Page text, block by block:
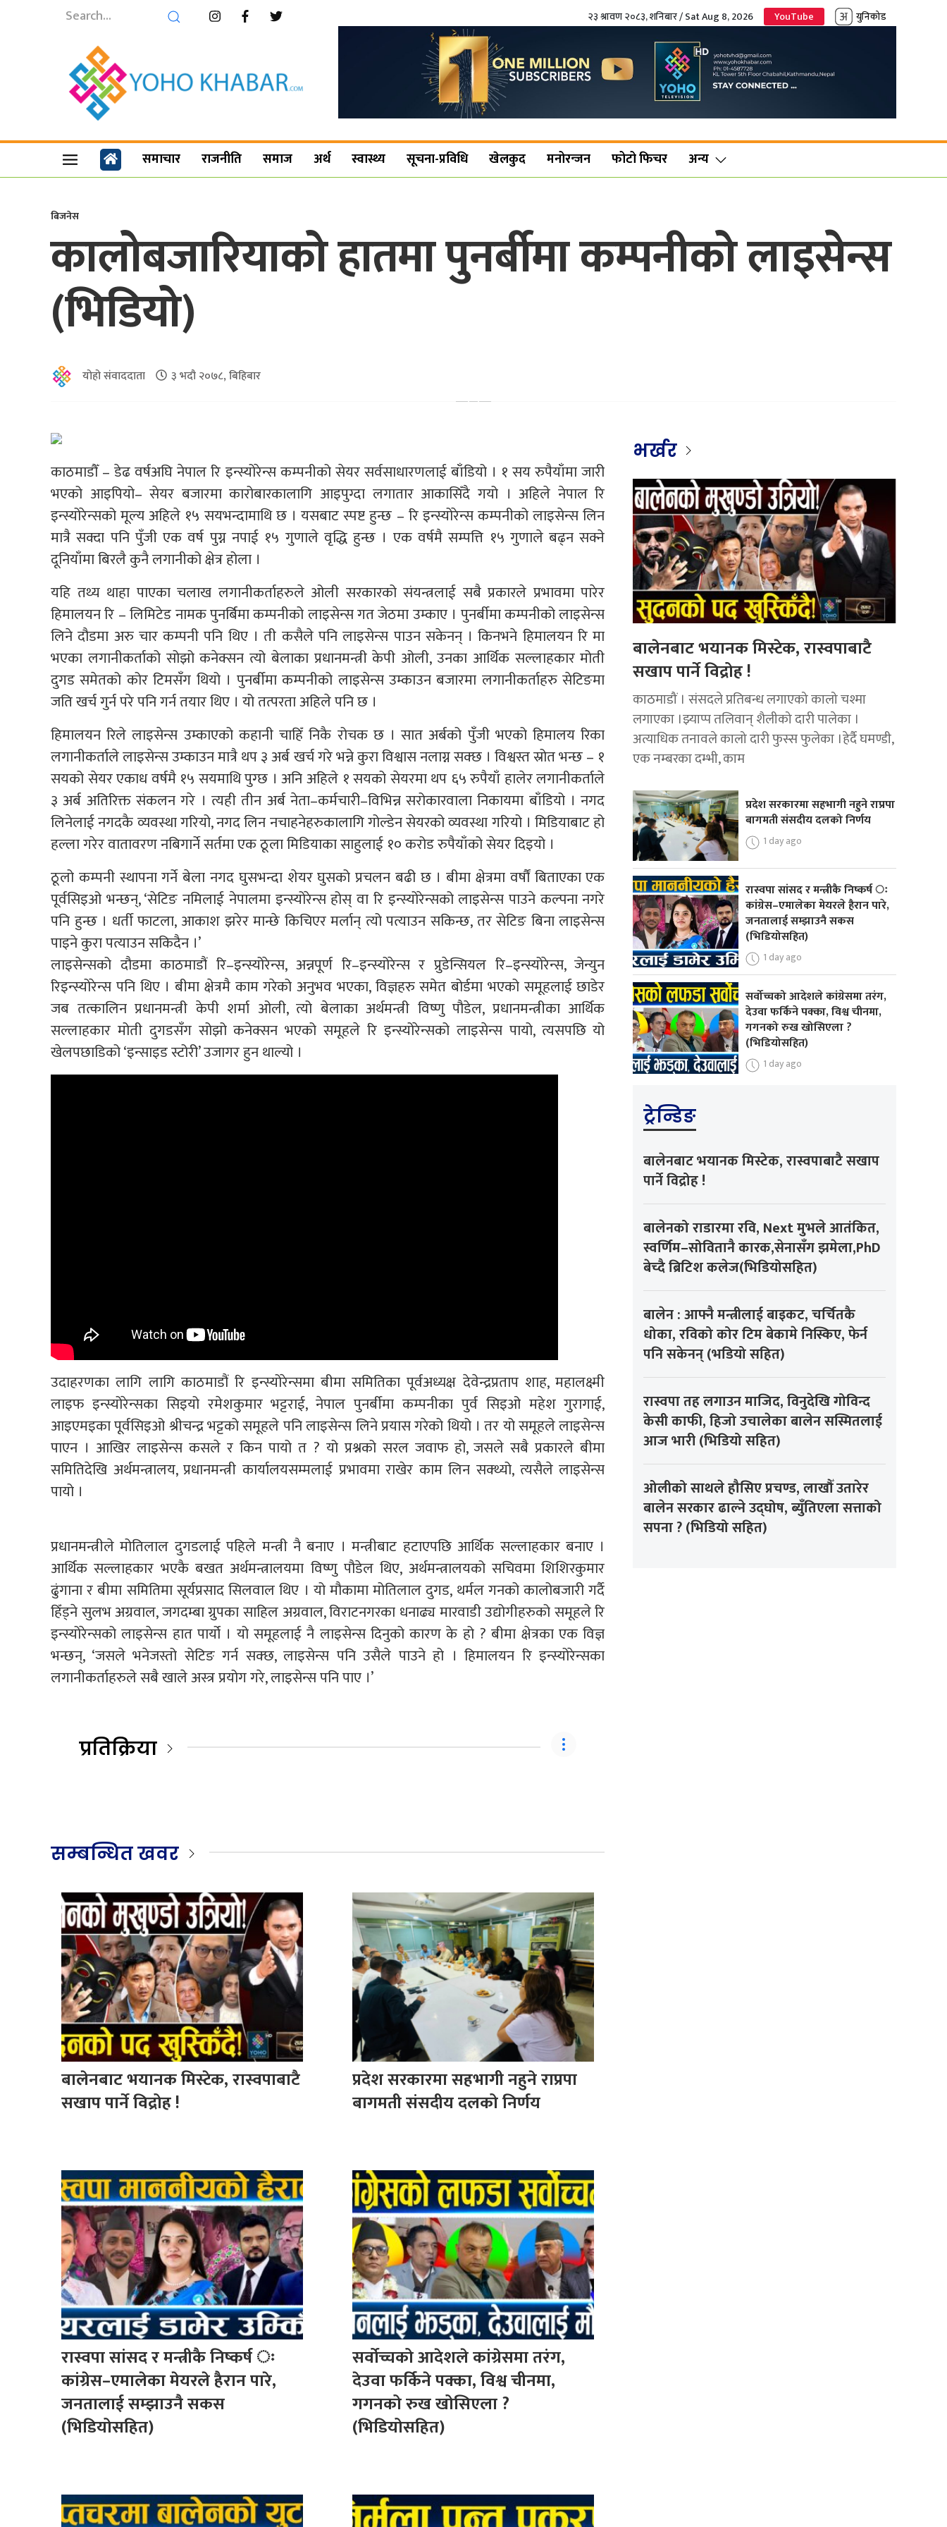
२३ श्रावण २०८३, शनिबार / Sat Aug 8, 2026 YouTube युनिकोड
समाचार राजनीति समाज अर्थ स्वास्थ्य सूचना-प्रविधि खेलकुद मनोरन्जन फोटो फिचर अन्य
बिजनेस
कालोबजारियाको हातमा पुनर्बीमा कम्पनीको लाइसेन्स
(भिडियो)
योहो संवाददाता ३ भदौ २०७८, बिहिबार
काठमाडौँ – डेढ वर्षअघि नेपाल रि इन्स्योरेन्स कम्पनीको सेयर सर्वसाधारणलाई बाँडियो । १ सय रुपैयाँमा जारी
भएको आइपियो– सेयर बजारमा कारोबारकालागि आइपुग्दा लगातार आकासिँदै गयो । अहिले नेपाल रि
इन्स्योरेन्सको मूल्य अहिले १५ सयभन्दामाथि छ । यसबाट स्पष्ट हुन्छ – रि इन्स्योरेन्स कम्पनीको लाइसेन्स लिन
मात्रै सक्दा पनि पुँजी एक वर्ष पुग्न नपाई १५ गुणाले वृद्धि हुन्छ । एक वर्षमै सम्पत्ति १५ गुणाले बढ्न सक्ने
दूनियाँमा बिरलै कुनै लगानीको क्षेत्र होला ।
यहि तथ्य थाहा पाएका चलाख लगानीकर्ताहरुले ओली सरकारको संयन्त्रलाई सबै प्रकारले प्रभावमा पारेर
हिमालयन रि – लिमिटेड नामक पुनर्बिमा कम्पनीको लाइसेन्स गत जेठमा उम्काए । पुनर्बीमा कम्पनीको लाइसेन्स
लिने दौडमा अरु चार कम्पनी पनि थिए । ती कसैले पनि लाइसेन्स पाउन सकेनन् । किनभने हिमालयन रि मा
भएका लगानीकर्ताको सोझो कनेक्सन त्यो बेलाका प्रधानमन्त्री केपी ओली, उनका आर्थिक सल्लाहकार मोती
दुगड समेतको कोर टिमसँग थियो । पुनर्बीमा कम्पनीको लाइसेन्स उम्काउन बजारमा लगानीकर्ताहरु सेटिङमा
जति खर्च गुर्न परे पनि गर्न तयार थिए । यो तत्परता अहिले पनि छ ।
हिमालयन रिले लाइसेन्स उम्काएको कहानी चाहिँ निकै रोचक छ । सात अर्बको पुँजी भएको हिमालय रिका
लगानीकर्ताले लाइसेन्स उम्काउन मात्रै थप ३ अर्ब खर्च गरे भन्ने कुरा विश्वास नलाग्न सक्छ । विश्वस्त स्रोत भन्छ – १
सयको सेयर एकाध वर्षमै १५ सयमाथि पुग्छ । अनि अहिले १ सयको सेयरमा थप ६५ रुपैयाँ हालेर लगानीकर्ताले
३ अर्ब अतिरिक्त संकलन गरे । त्यही तीन अर्ब नेता–कर्मचारी–विभिन्न सरोकारवाला निकायमा बाँडियो । नगद
लिनेलाई नगदकै व्यवस्था गरियो, नगद लिन नचाहनेहरुकालागि गोल्डेन सेयरको व्यवस्था गरियो । मिडियाबाट हो
हल्ला गरेर वातावरण नबिगार्ने सर्तमा एक ठूला मिडियाका साहुलाई १० करोड रुपैयाँको सेयर दिइयो ।
ठूलो कम्पनी स्थापना गर्ने बेला नगद घुसभन्दा शेयर घुसको प्रचलन बढी छ । बीमा क्षेत्रमा वर्षौं बिताएका एक
पूर्वसिइओ भन्छन्, ‘सेटिङ नमिलाई नेपालमा इन्स्योरेन्स होस् वा रि इन्स्योरेन्सको लाइसेन्स पाउने कल्पना नगरे
पनि हुन्छ । धर्ती फाटला, आकाश झरेर मान्छे किचिएर मर्लान् त्यो पत्याउन सकिन्छ, तर सेटिङ बिना लाइसेन्स
पाइने कुरा पत्याउन सकिदैन ।’
लाइसेन्सको दौडमा काठमाडौं रि–इन्स्योरेन्स, अन्नपूर्ण रि–इन्स्योरेन्स र प्रुडेन्सियल रि–इन्स्योरेन्स, जेन्युन
रिइन्स्योरेन्स पनि थिए । बीमा क्षेत्रमै काम गरेको अनुभव भएका, विज्ञहरु समेत बोर्डमा भएको समूहलाई छाडेर
जब तत्कालिन प्रधानमन्त्री केपी शर्मा ओली, त्यो बेलाका अर्थमन्त्री विष्णु पौडेल, प्रधानमन्त्रीका आर्थिक
सल्लाहकार मोती दुगडसँग सोझो कनेक्सन भएको समूहले रि इन्स्योरेन्सको लाइसेन्स पायो, त्यसपछि यो
खेलपछाडिको ‘इन्साइड स्टोरी’ उजागर हुन थाल्यो ।
उदाहरणका लागि लागि काठमाडौं रि इन्स्योरेन्समा बीमा समितिका पूर्वअध्यक्ष देवेन्द्रप्रताप शाह, महालक्ष्मी
लाइफ इन्स्योरेन्सका सिइयो रमेशकुमार भट्टराई, नेपाल पुनर्बीमा कम्पनीका पुर्व सिइओ महेश गुरागाई,
आइएमइका पूर्वसिइओ श्रीचन्द्र भट्टको समूहले पनि लाइसेन्स लिने प्रयास गरेको थियो । तर यो समूहले लाइसेन्स
पाएन । आखिर लाइसेन्स कसले र किन पायो त ? यो प्रश्नको सरल जवाफ हो, जसले सबै प्रकारले बीमा
समितिदेखि अर्थमन्त्रालय, प्रधानमन्त्री कार्यालयसम्मलाई प्रभावमा राखेर काम लिन सक्थ्यो, त्यसैले लाइसेन्स
पायो ।
प्रधानमन्त्रीले मोतिलाल दुगडलाई पहिले मन्त्री नै बनाए । मन्त्रीबाट हटाएपछि आर्थिक सल्लाहकार बनाए ।
आर्थिक सल्लाहकार भएकै बखत अर्थमन्त्रालयमा विष्णु पौडेल थिए, अर्थमन्त्रालयको सचिवमा शिशिरकुमार
ढुंगाना र बीमा समितिमा सूर्यप्रसाद सिलवाल थिए । यो मौकामा मोतिलाल दुगड, थर्मल गनको कालोबजारी गर्दै
हिँड्ने सुलभ अग्रवाल, जगदम्बा ग्रुपका साहिल अग्रवाल, विराटनगरका धनाढ्य मारवाडी उद्योगीहरुको समूहले रि
इन्स्योरेन्सको लाइसेन्स हात पार्यो । यो समूहलाई नै लाइसेन्स दिनुको कारण के हो ? बीमा क्षेत्रका एक विज्ञ
भन्छन्, ‘जसले भनेजस्तो सेटिङ गर्न सक्छ, लाइसेन्स पनि उसैले पाउने हो । हिमालयन रि इन्स्योरेन्सका
लगानीकर्ताहरुले सबै खाले अस्त्र प्रयोग गरे, लाइसेन्स पनि पाए ।’
प्रतिक्रिया
सम्बन्धित खवर
बालेनबाट भयानक मिस्टेक, रास्वपाबाटै
सखाप पार्ने विद्रोह !
प्रदेश सरकारमा सहभागी नहुने राप्रपा
बागमती संसदीय दलको निर्णय
रास्वपा सांसद र मन्त्रीकै निष्कर्ष ः
कांग्रेस–एमालेका मेयरले हैरान पारे,
जनतालाई सम्झाउनै सकस
(भिडियोसहित)
सर्वोच्चको आदेशले कांग्रेसमा तरंग,
देउवा फर्किने पक्का, विश्व चीनमा,
गगनको रुख खोसिएला ?
(भिडियोसहित)
भर्खर
बालेनबाट भयानक मिस्टेक, रास्वपाबाटै
सखाप पार्ने विद्रोह !
काठमाडौं । संसदले प्रतिबन्ध लगाएको कालो चश्मा
लगाएका ।झ्याप्प तलिवान् शैलीको दारी पालेका ।
अत्याधिक तनावले कालो दारी फुस्स फुलेका ।हेर्दै घमण्डी,
एक नम्बरका दम्भी, काम
प्रदेश सरकारमा सहभागी नहुने राप्रपा
बागमती संसदीय दलको निर्णय
1 day ago
रास्वपा सांसद र मन्त्रीकै निष्कर्ष ः
कांग्रेस–एमालेका मेयरले हैरान पारे,
जनतालाई सम्झाउनै सकस
(भिडियोसहित)
1 day ago
सर्वोच्चको आदेशले कांग्रेसमा तरंग,
देउवा फर्किने पक्का, विश्व चीनमा,
गगनको रुख खोसिएला ?
(भिडियोसहित)
1 day ago
ट्रेन्डिङ
बालेनबाट भयानक मिस्टेक, रास्वपाबाटै सखाप
पार्ने विद्रोह !
बालेनको राडारमा रवि, Next मुभले आतंकित,
स्वर्णिम–सोवितानै कारक,सेनासँग झमेला,PhD
बेच्दै ब्रिटिश कलेज(भिडियोसहित)
बालेन : आफ्नै मन्त्रीलाई बाइकट, चर्चितकै
धोका, रविको कोर टिम बेकामे निस्किए, फेर्न
पनि सकेनन् (भडियो सहित)
रास्वपा तह लगाउन माजिद, विनुदेखि गोविन्द
केसी काफी, हिजो उचालेका बालेन सस्मितलाई
आज भारी (भिडियो सहित)
ओलीको साथले हौसिए प्रचण्ड, लाखौँ उतारेर
बालेन सरकार ढाल्ने उद्घोष, ब्युँतिएला सत्ताको
सपना ? (भिडियो सहित)